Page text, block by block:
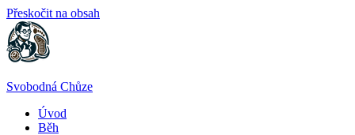
Přeskočit na obsah
Svobodná Chůze
Úvod
Běh